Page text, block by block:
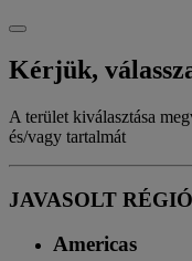
Kérjük,
A terület kiválasztása
és/vagy tartalmát
JAVASOLT RÉGIÓ
Americas